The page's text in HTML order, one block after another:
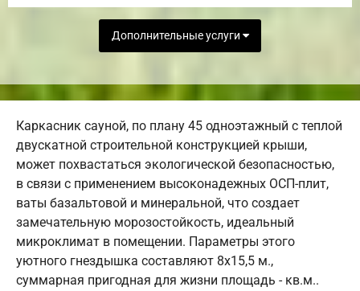
Дополнительные услуги
Каркасник сауной, по плану 45 одноэтажный с теплой
двускатной строительной конструкцией крыши,
может похвастаться экологической безопасностью,
в связи с применением высоконадежных ОСП-плит,
ваты базальтовой и минеральной, что создает
замечательную морозостойкость, идеальный
микроклимат в помещении. Параметры этого
уютного гнездышка составляют 8х15,5 м.,
суммарная пригодная для жизни площадь - кв.м..